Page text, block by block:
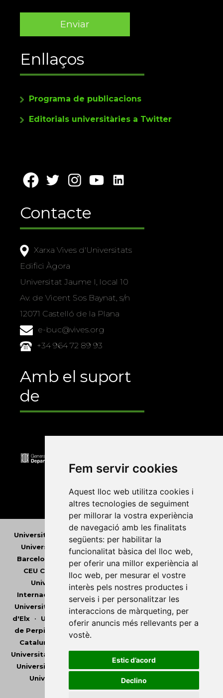
Fem servir cookies
Aquest lloc web utilitza cookies i
altres tecnologies de seguiment
per millorar la vostra experiència
de navegació amb les finalitats
següents: per habilitar la
funcionalitat bàsica del lloc web,
per oferir una millor experiència al
lloc web, per mesurar el vostre
interès pels nostres productes i
serveis i per personalitzar les
interaccions de màrqueting, per
oferir anuncis més rellevants per a
vostè.
Estic d’acord
Declino
Enllaços
Programa de publicacions
Editorials universitàries a Twitter
Contacte
Xarxa Vives d'Universitats
Edifici Àgora
Universitat Jaume I, local 10
Av. de Vicent Sos Baynat, s/n
12071 Castelló de la Plana
e-buc@vives.org
+34 964 72 89 93
Amb el suport
de
Universitat Abat Oliba CEU •Universitat d'Alacant
Universitat d'Andorra
•
Universitat Autònoma de
Barcelona
Universitat de Barcelona
Universitat
CEU Cardenal Herrera
Universitat de Girona
Universitat de les Illes Balears
Universitat
Internacional de Catalunya
Universitat Jaume I
Universitat de Lleida
• Universitat Miguel Hernández
d'Elx• Universitat Oberta de Catalunya • Universitat
de Perpinyà Via Domitia
Universitat Politècnica de
Catalunya
Universitat Pompeu Fabra
Universitat Ramon Llull
Universitat Rovira i Virgili
Universitat de València
•Universitat de Vic -
Universitat Central de Catalunya